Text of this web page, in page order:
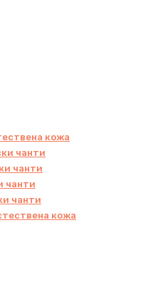
кожа
чанти
чанти
чанти
чанти
кожа